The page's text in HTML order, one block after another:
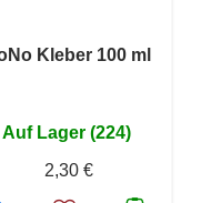
Kleber 100 ml
Auf Lager (224)
2,30 €